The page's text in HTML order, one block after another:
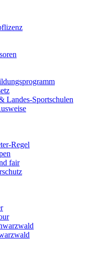
Landes-Sportschulen
Regel
fair